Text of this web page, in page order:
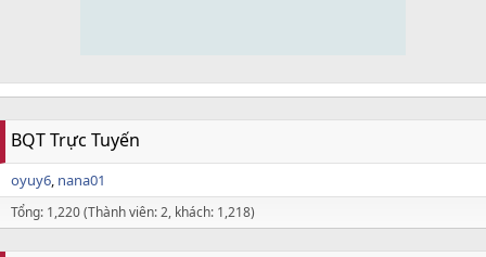
BQT Trực Tuyến
oyuy6 nana01
Tổng: 1,220 (Thành viên: 2, khách: 1,218)